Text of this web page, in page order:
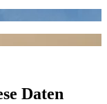
Daten